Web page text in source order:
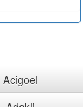
Acigoel